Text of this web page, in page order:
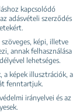
kapcsolódó
adásvételi szerződés
képi, illetve
annak felhasználása
lehetséges.
képek illusztrációk, a
fenntartjuk.
irányelvei és az